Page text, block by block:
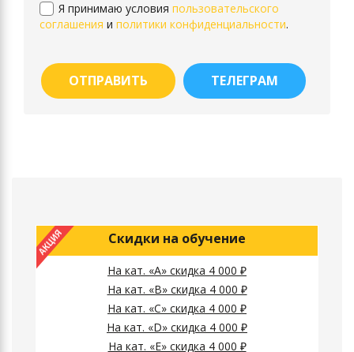
Я принимаю условия пользовательского
соглашения и политики конфиденциальности.
ОТПРАВИТЬ ТЕЛЕГРАМ
Скидки на обучение
На кат. «А» скидка 4 000 ₽
На кат. «B» скидка 4 000 ₽
На кат. «C» скидка 4 000 ₽
На кат. «D» скидка 4 000 ₽
На кат. «E» скидка 4 000 ₽